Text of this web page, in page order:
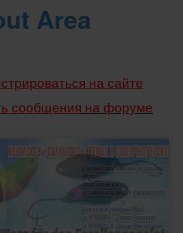
Area
на сайте
сообщения на форуме